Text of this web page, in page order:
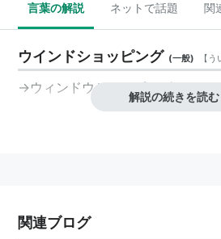
言葉の解説 ネットで話題 関
ウインドショッピング (一般) 【 う
→ウィンドウショッピング
解説の続きを読む
関連ブログ